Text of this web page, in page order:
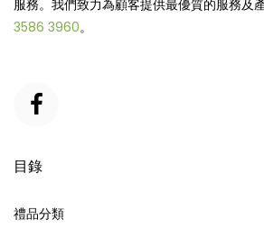
服務。我們致力為顧客提供最優質的服務及
3586 3960。
目錄
禮品分類